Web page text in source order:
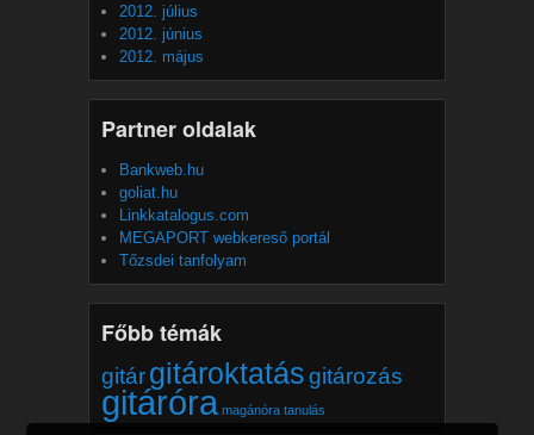
2012. július
2012. június
2012. május
Partner oldalak
Bankweb.hu
goliat.hu
Linkkatalogus.com
MEGAPORT webkereső portál
Tőzsdei tanfolyam
Főbb témák
gitárgitároktatásgitározás
gitáróra magánóra tanulás